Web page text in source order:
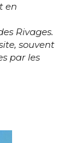
en
Rivages.
souvent
par les